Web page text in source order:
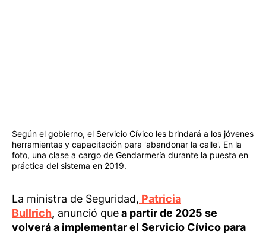
Según el gobierno, el Servicio Cívico les brindará a los jóvenes
herramientas y capacitación para 'abandonar la calle'. En la
foto, una clase a cargo de Gendarmería durante la puesta en
práctica del sistema en 2019.
La ministra de Seguridad, Patricia
Bullrich, anunció quea partir de 2025 se
volverá a implementar el Servicio Cívico para